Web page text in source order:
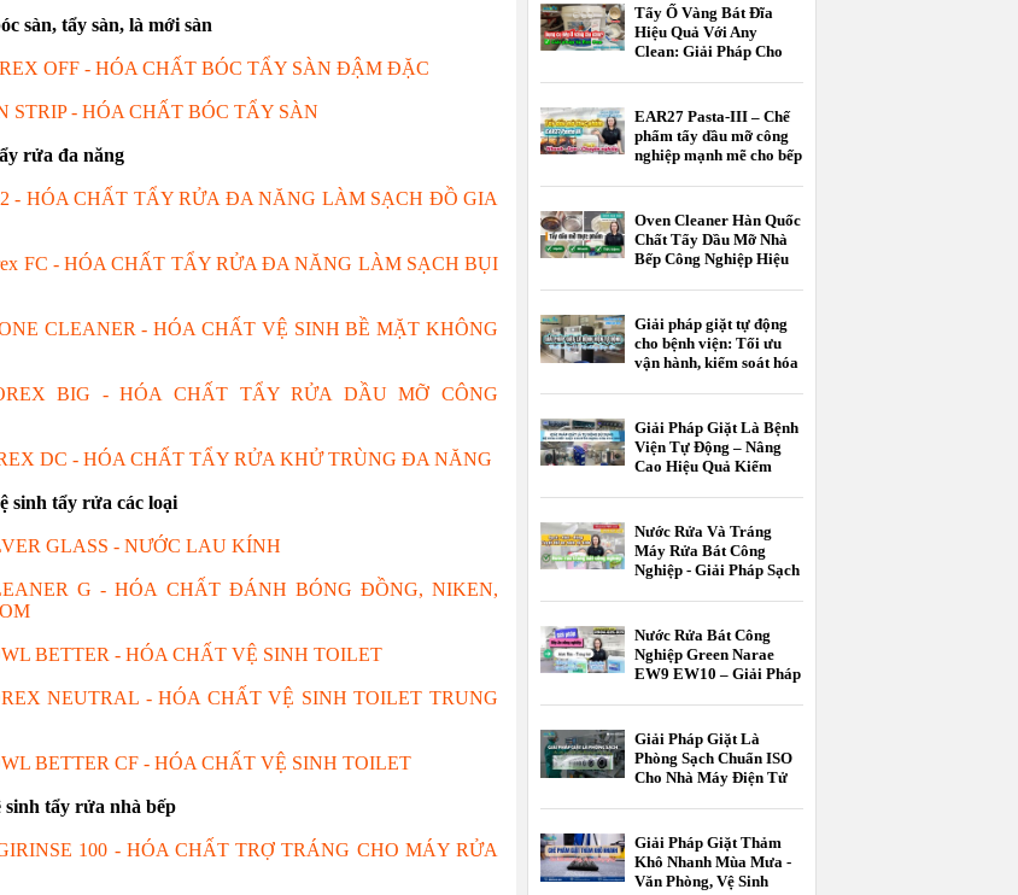
sàn, tẩy sàn, là mới sàn
OFF - HÓA CHẤT BÓC TẨY SÀN ĐẬM ĐẶC
STRIP - HÓA CHẤT BÓC TẨY SÀN
rửa đa năng
2 - HÓA CHẤT TẨY RỬA ĐA NĂNG LÀM SẠCH ĐỒ GIA
FC - HÓA CHẤT TẨY RỬA ĐA NĂNG LÀM SẠCH BỤI
CLEANER - HÓA CHẤT VỆ SINH BỀ MẶT KHÔNG
BIG - HÓA CHẤT TẨY RỬA DẦU MỠ CÔNG
DC - HÓA CHẤT TẨY RỬA KHỬ TRÙNG ĐA NĂNG
sinh tẩy rửa các loại
GLASS - NƯỚC LAU KÍNH
G - HÓA CHẤT ĐÁNH BÓNG ĐỒNG, NIKEN,
BETTER - HÓA CHẤT VỆ SINH TOILET
NEUTRAL - HÓA CHẤT VỆ SINH TOILET TRUNG
BETTER CF - HÓA CHẤT VỆ SINH TOILET
sinh tẩy rửa nhà bếp
100 - HÓA CHẤT TRỢ TRÁNG CHO MÁY RỬA
Tẩy Ố Vàng Bát Đĩa
Hiệu Quả Với Any
Clean: Giải Pháp Cho
EAR27 Pasta-III – Chế
phẩm tẩy dầu mỡ công
nghiệp mạnh mẽ cho bếp
phẩm
Oven Cleaner Hàn Quốc
Chất Tẩy Dầu Mỡ Nhà
Bếp Công Nghiệp Hiệu
Giải pháp giặt tự động
cho bệnh viện: Tối ưu
vận hành, kiểm soát hóa
Giải Pháp Giặt Là Bệnh
Viện Tự Động – Nâng
Cao Hiệu Quả Kiểm
Hành
Nước Rửa Và Tráng
Máy Rửa Bát Công
Nghiệp - Giải Pháp Sạch
Nước Rửa Bát Công
Nghiệp Green Narae
EW9 EW10 – Giải Pháp
Giải Pháp Giặt Là
Phòng Sạch Chuẩn ISO
Cho Nhà Máy Điện Tử
Giải Pháp Giặt Thảm
Khô Nhanh Mùa Mưa -
Văn Phòng, Vệ Sinh